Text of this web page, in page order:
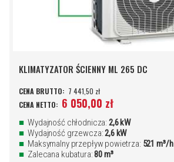
KLIMATYZATOR ŚCIENNY ML 265 DC
7 441,50 zł
6 050,00 zł
Wydajność chłodnicza: 2,6 kW
Wydajność grzewcza:2,6 kW
Maksymalny przepływ powietrza: 521 m³/h
Zalecana kubatura:80 m³